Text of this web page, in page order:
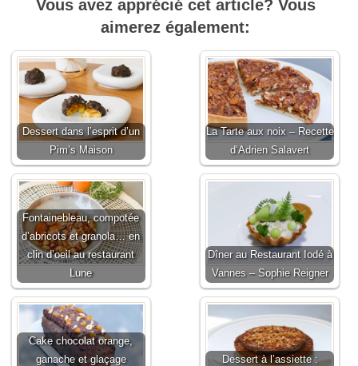
Vous avez apprécié cet article? Vous
aimerez également:
Dessert dans l’esprit d’un
Pim’s Maison
La Tarte aux noix – Recette
d’Adrien Salavert
Fontainebleau, compotée
d’abricots et granola… en
clin d’oeil au restaurant
Lune
Dîner au Restaurant Iodé à
Vannes – Sophie Reigner
Cake chocolat orange,
ganache et glaçage
Dessert à l’assiette :